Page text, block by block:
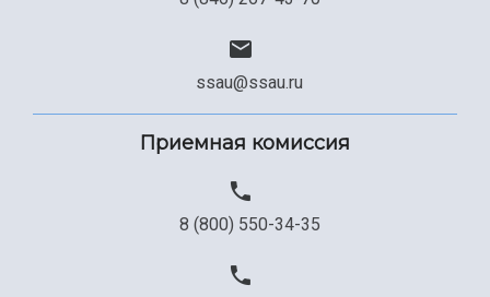
Сведения об образовательной организации
Официальные документы
ssau@ssau.ru
Приемная комиссия
8 (800) 550-34-35